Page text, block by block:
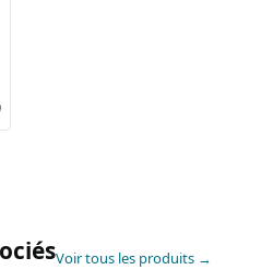
Voir tous les produits →